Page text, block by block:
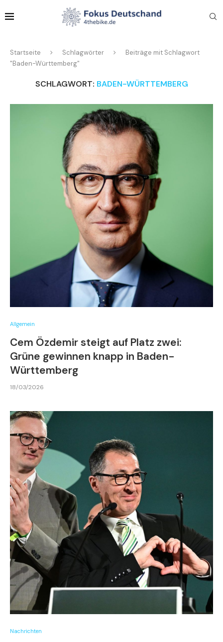
Startseite Schlagwörter
Beiträge mit Schlagwort
"Baden-Württemberg"
SCHLAGWORT: BADEN-WÜRTTEMBERG
Allgemein
Cem Özdemir steigt auf Platz zwei:
Grüne gewinnen knapp in Baden-
Württemberg
18/03/2026
Nachrichten